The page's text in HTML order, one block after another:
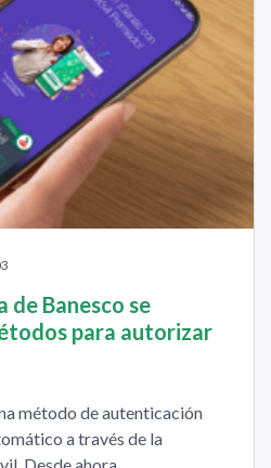
de Banesco se
para autorizar
método de autenticación
a través de la
Desde ahora,…